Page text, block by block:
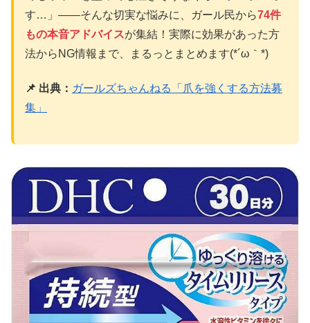
す…」——そんな切実な悩みに、ガール民から74件
もの本音アドバイスが集結！実際に効果があった方
法からNG情報まで、まるっとまとめます(*´ω｀*)
📌 出典： ガールズちゃんねる「爪を強くする方法募
集」